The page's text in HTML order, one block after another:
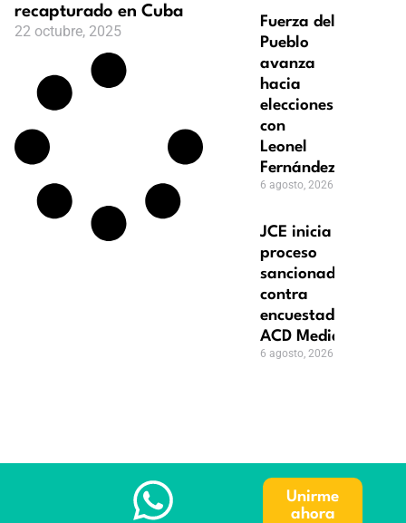
recapturado en Cuba
22 octubre, 2025
Fuerza del
Pueblo
avanza
hacia
elecciones
con
Leonel
Fernández
6 agosto, 2026
JCE inicia
proceso
sancionador
contra
encuestadora
ACD Media
6 agosto, 2026
Unirme
ahora